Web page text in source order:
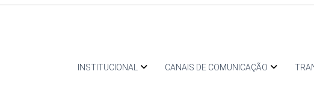
INSTITUCIONAL CANAIS DE COMUNICAÇÃO